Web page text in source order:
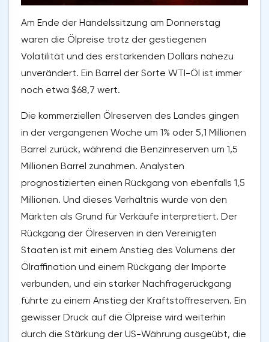
Am Ende der Handelssitzung am Donnerstag
waren die Ölpreise trotz der gestiegenen
Volatilität und des erstarkenden Dollars nahezu
unverändert. Ein Barrel der Sorte WTI-Öl ist immer
noch etwa $68,7 wert.
Die kommerziellen Ölreserven des Landes gingen
in der vergangenen Woche um 1% oder 5,1 Millionen
Barrel zurück, während die Benzinreserven um 1,5
Millionen Barrel zunahmen. Analysten
prognostizierten einen Rückgang von ebenfalls 1,5
Millionen. Und dieses Verhältnis wurde von den
Märkten als Grund für Verkäufe interpretiert. Der
Rückgang der Ölreserven in den Vereinigten
Staaten ist mit einem Anstieg des Volumens der
Ölraffination und einem Rückgang der Importe
verbunden, und ein starker Nachfragerückgang
führte zu einem Anstieg der Kraftstoffreserven. Ein
gewisser Druck auf die Ölpreise wird weiterhin
durch die Stärkung der US-Währung ausgeübt, die